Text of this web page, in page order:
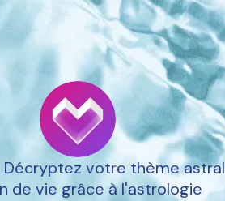
Décryptez votre thème
de vie grâce à l'astrologie